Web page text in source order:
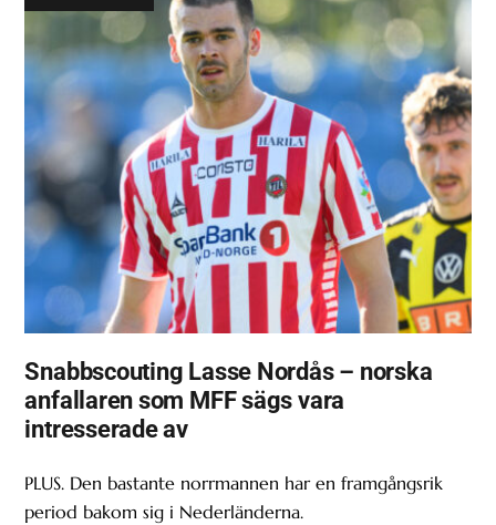
Snabbscouting Lasse Nordås – norska
anfallaren som MFF sägs vara
intresserade av
PLUS. Den bastante norrmannen har en framgångsrik
period bakom sig i Nederländerna.